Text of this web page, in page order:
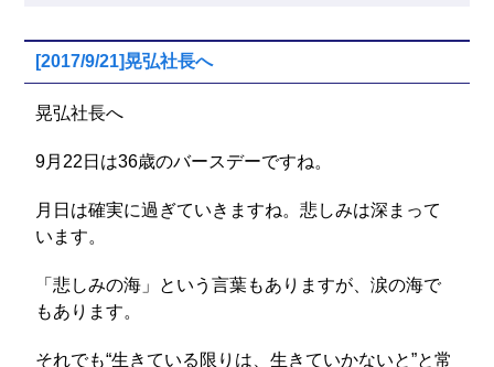
[2017/9/21]晃弘社長へ
晃弘社長へ
9月22日は36歳のバースデーですね。
月日は確実に過ぎていきますね。悲しみは深まって
います。
「悲しみの海」という言葉もありますが、涙の海で
もあります。
それでも“生きている限りは、生きていかないと”と常